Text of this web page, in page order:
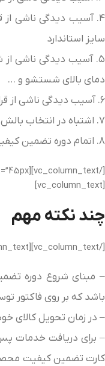
۴. آسیب دیدگی ناشی از
سایز استاندارد
۵. آسیب دیدگی ناشی
دمای بالای شستشو و …
۶. آسیب دیدگی ناشی از قرار دادن وسایل سنگین روی بالش
۷. اشتباه در انتخاب بالش مناسب در زمان خرید
۸. اتمام دوره تضمین کیفیت
[vc_column_text]
چند نکته مهم
[/vc_column_text][vc_column_text]
– مبنای شروع دوره
باشد که بر روی فاکتور
– در زمان تحویل کالای
– برای دریافت خدمات
کارت تضمین کیفیت